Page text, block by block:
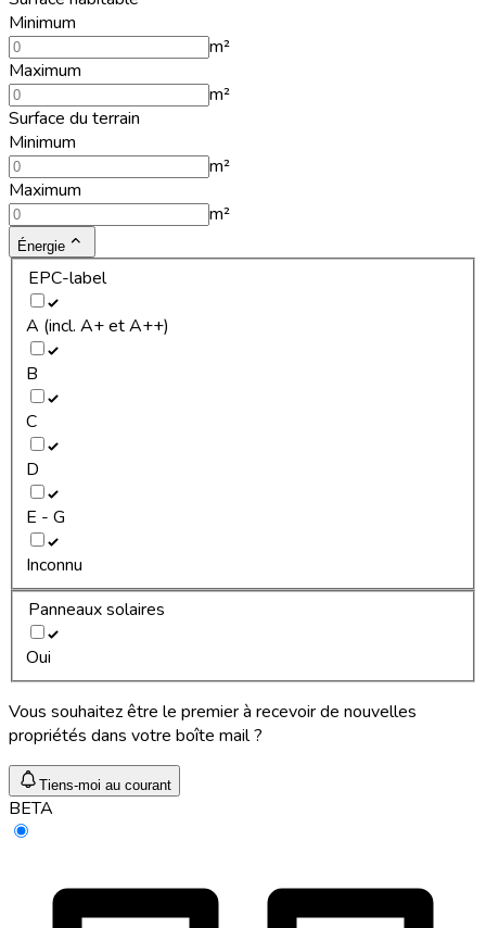
Minimum
m²
Maximum
m²
Surface du terrain
Minimum
m²
Maximum
m²
Énergie
EPC-label
A (incl. A+ et A++)
B
C
D
E - G
Inconnu
Panneaux solaires
Oui
Vous souhaitez être le premier à recevoir de nouvelles
propriétés dans votre boîte mail ?
Tiens-moi au courant
BETA